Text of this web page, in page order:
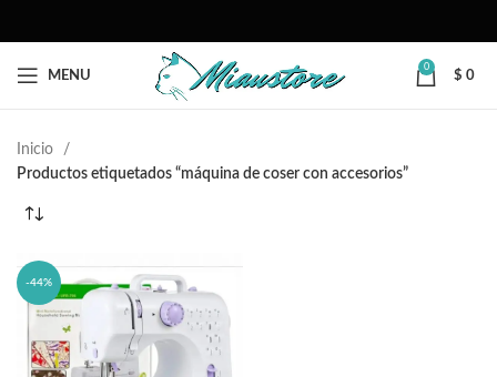
MENU
0
$ 0
Inicio
Productos etiquetados “máquina de coser con accesorios”
-44%